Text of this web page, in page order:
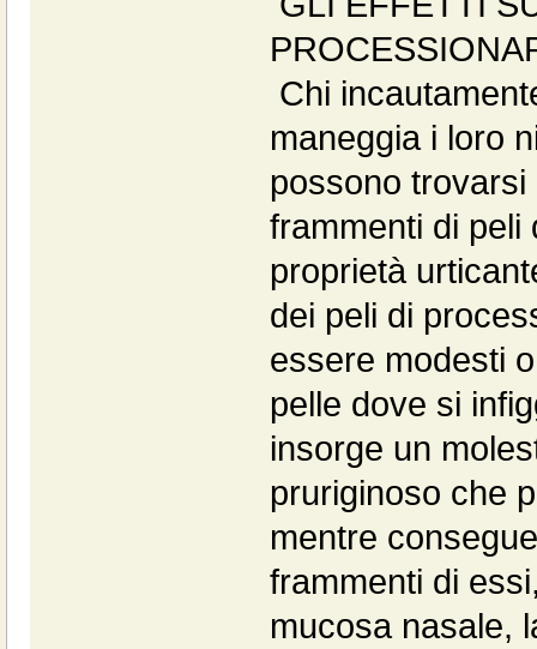
Chi
maneggia i loro
possono
frammenti di peli
proprietà
dei peli di
essere modesti
pelle dove si
insorge un
pruriginoso che
mentre
frammenti di
mucosa nasale,